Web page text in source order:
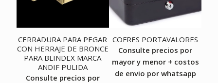
CERRADURA PARA PEGAR
CON HERRAJE DE BRONCE
PARA BLINDEX MARCA
ANDIF PULIDA
Consulte precios por
COFRES PORTAVALORES
Consulte precios por
mayor y menor + costos
de envio por whatsapp